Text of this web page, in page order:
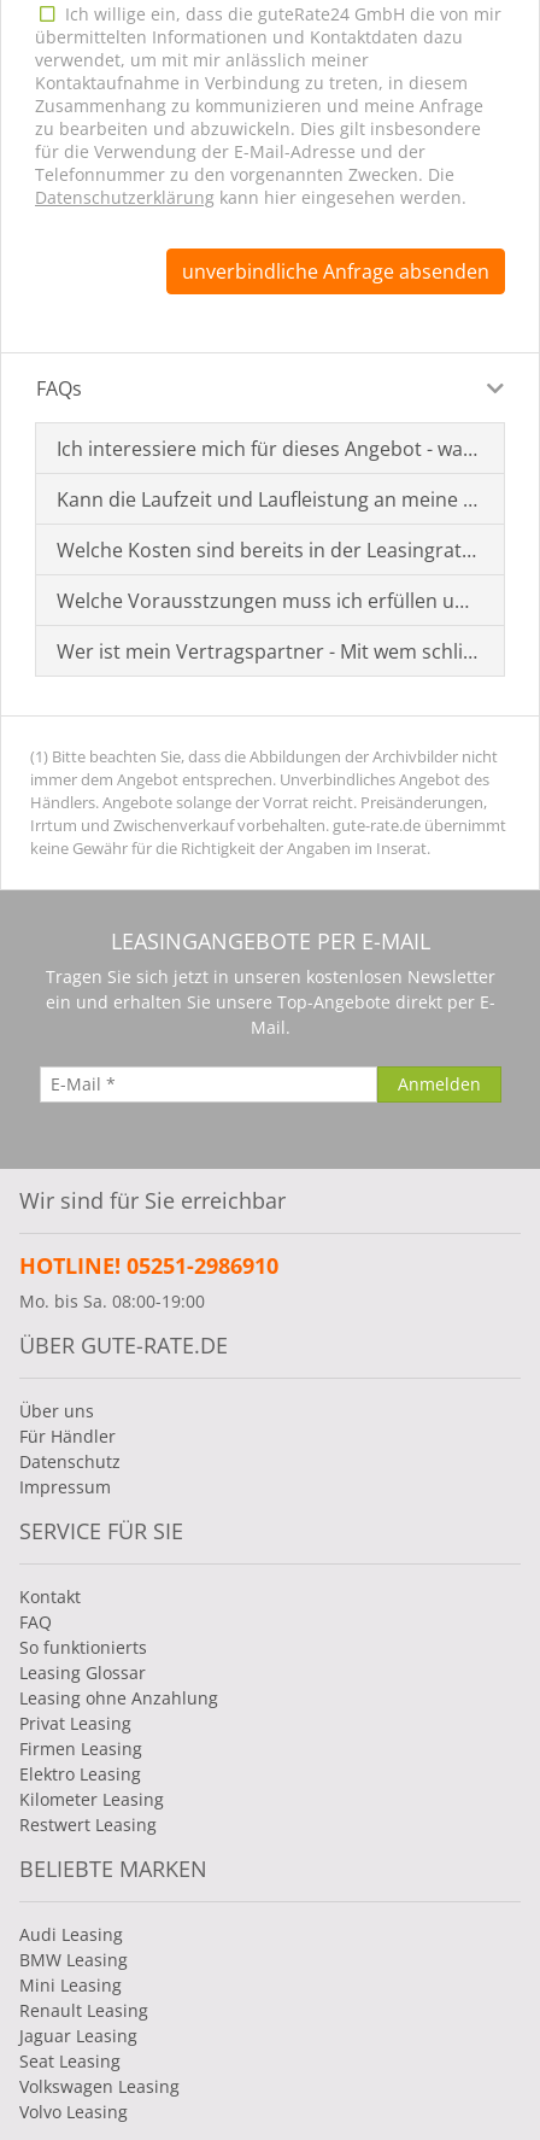
Ich willige ein, dass die guteRate24 GmbH die von mir
übermittelten Informationen und Kontaktdaten dazu
verwendet, um mit mir anlässlich meiner
Kontaktaufnahme in Verbindung zu treten, in diesem
Zusammenhang zu kommunizieren und meine Anfrage
zu bearbeiten und abzuwickeln. Dies gilt insbesondere
für die Verwendung der E-Mail-Adresse und der
Telefonnummer zu den vorgenannten Zwecken. Die
Datenschutzerklärung kann hier eingesehen werden.
unverbindliche Anfrage absenden
FAQs
Ich interessiere mich für dieses Angebot - was muss
Kann die Laufzeit und Laufleistung an meine
Welche Kosten sind bereits in der Leasingrate
Welche Vorausstzungen muss ich erfüllen um einen
Wer ist mein Vertragspartner - Mit wem schließe ich
(1) Bitte beachten Sie, dass die Abbildungen der Archivbilder nicht
immer dem Angebot entsprechen. Unverbindliches Angebot des
Händlers. Angebote solange der Vorrat reicht. Preisänderungen,
Irrtum und Zwischenverkauf vorbehalten. gute-rate.de übernimmt
keine Gewähr für die Richtigkeit der Angaben im Inserat.
LEASINGANGEBOTE PER E-MAIL
Tragen Sie sich jetzt in unseren kostenlosen Newsletter
ein und erhalten Sie unsere Top-Angebote direkt per E-
Mail.
Wir sind für Sie erreichbar
HOTLINE! 05251-2986910
Mo. bis Sa. 08:00-19:00
ÜBER GUTE-RATE.DE
Über uns
Für Händler
Datenschutz
Impressum
SERVICE FÜR SIE
Kontakt
FAQ
So funktionierts
Leasing Glossar
Leasing ohne Anzahlung
Privat Leasing
Firmen Leasing
Elektro Leasing
Kilometer Leasing
Restwert Leasing
BELIEBTE MARKEN
Audi Leasing
BMW Leasing
Mini Leasing
Renault Leasing
Jaguar Leasing
Seat Leasing
Volkswagen Leasing
Volvo Leasing